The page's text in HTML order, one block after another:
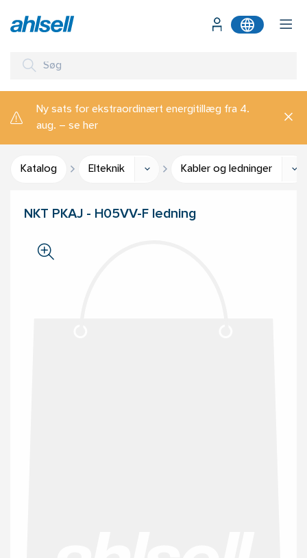
Ny sats for ekstraordinært energitillæg fra 4.
aug. – se her
Katalog Elteknik Kabler og ledninger
NKT PKAJ - H05VV-F ledning